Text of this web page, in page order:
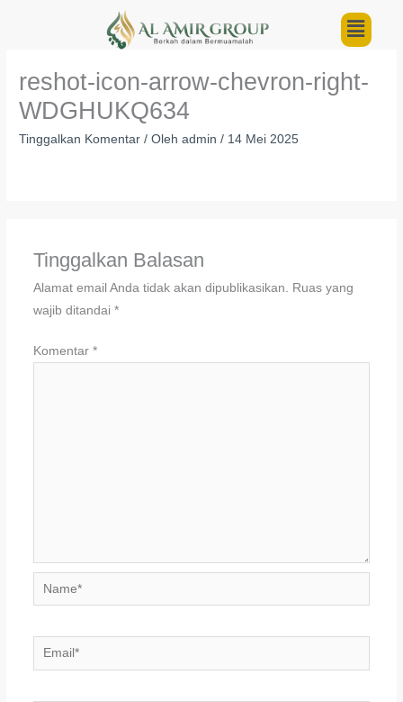
Menu
reshot-icon-arrow-chevron-right-
WDGHUKQ634
Tinggalkan Komentar / Olehadmin/ 14 Mei 2025
Tinggalkan Balasan
Alamat email Anda tidak akan dipublikasikan.
Ruas yang
wajib ditandai *
Komentar *
Name*
Email*